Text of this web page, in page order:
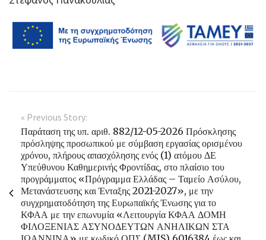
« Previous Story:
Παράταση της υπ. αριθ. 882/12-05-2026 Πρόσκλησης
πρόσληψης προσωπικού με σύμβαση εργασίας ορισμένου
χρόνου, πλήρους απασχόλησης ενός (1) ατόμου ΔΕ
Υπεύθυνου Καθημερινής Φροντίδας, στο πλαίσιο του
προγράμματος «Πρόγραμμα Ελλάδας – Ταμείο Ασύλου,
Μετανάστευσης και Ένταξης 2021-2027», με την
συγχρηματοδότηση της Ευρωπαϊκής Ένωσης για το
ΚΦΑΑ με την επωνυμία «Λειτουργία ΚΦΑΑ ΔΟΜΗ
ΦΙΛΟΞΕΝΙΑΣ ΑΣΥΝΟΔΕΥΤΩΝ ΑΝΗΛΙΚΩΝ ΣΤΑ